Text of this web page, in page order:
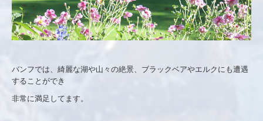
バンフでは、綺麗な湖や山々の絶景、ブラックベアやエルクにも遭遇
することができ
非常に満足してます。